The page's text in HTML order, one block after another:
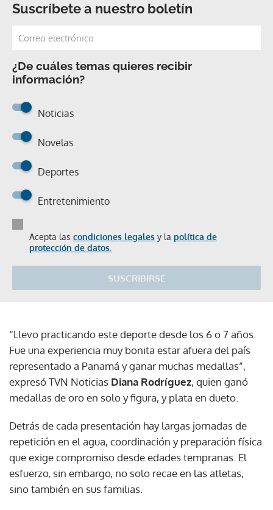
Suscríbete a nuestro boletín
¿De cuáles temas quieres recibir
información?
Noticias
Novelas
Deportes
Entretenimiento
Acepta las condiciones legales y la política de
protección de datos.
SUSCRIBIRSE
“Llevo practicando este deporte desde los 6 o 7 años.
Fue una experiencia muy bonita estar afuera del país
representado a Panamá y ganar muchas medallas”,
expresó TVN Noticias Diana Rodríguez, quien ganó
medallas de oro en solo y figura, y plata en dueto.
Detrás de cada presentación hay largas jornadas de
repetición en el agua, coordinación y preparación física
que exige compromiso desde edades tempranas. El
esfuerzo, sin embargo, no solo recae en las atletas,
sino también en sus familias.